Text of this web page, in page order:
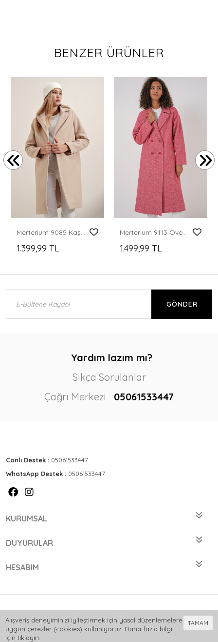
BENZER ÜRÜNLER
Merterium 9085 Kaşe Kaban - Bej
1.399,99 TL
Merterium 9113 Oversize Geniş Kesim Yünlü Uzun Kaşe Kaban - Kırmızı
1.499,99 TL
GÖNDER
Yardım lazım mı?
Sıkça Sorulanlar
Çağrı Merkezi
05061533447
Canlı Destek : 05061533447
WhatsApp Destek : 05061533447
KURUMSAL
DUYURULAR
HESABIM
Bu siteVikaon E-Ticaret sistemleriile hazırlanmıştır.
TAMAM
Alışveriş deneyiminizi iyileştirmek için yasal düzenlemelere
uygun çerezler (cookies) kullanıyoruz. Daha fazla bilgi
için tıklayın